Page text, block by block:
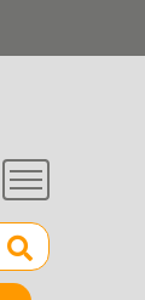
Меню
Найти